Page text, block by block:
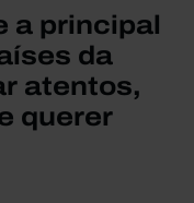
a principal
da
atentos,
querer